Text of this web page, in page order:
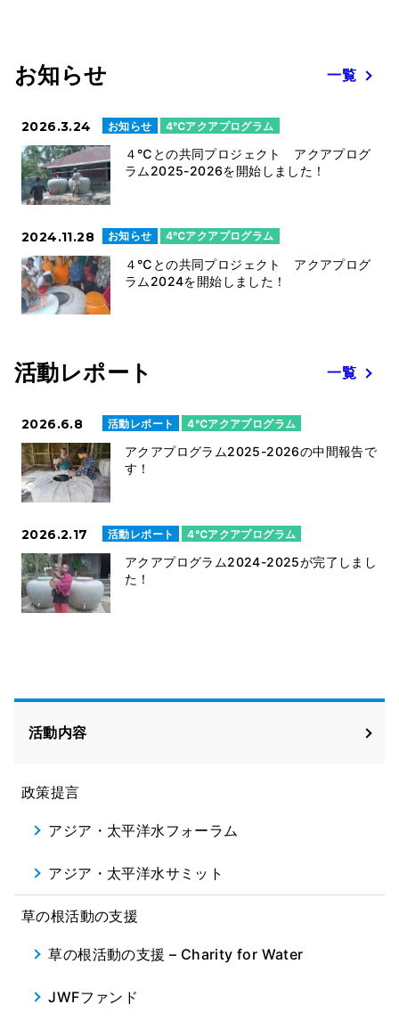
お知らせ 一覧
2026.3.24 お知らせ 4℃アクアプログラム
４℃との共同プロジェクト アクアプログ
ラム2025-2026を開始しました！
2024.11.28 お知らせ 4℃アクアプログラム
４℃との共同プロジェクト アクアプログ
ラム2024を開始しました！
活動レポート 一覧
2026.6.8 活動レポート 4℃アクアプログラム
アクアプログラム2025-2026の中間報告で
す！
2026.2.17 活動レポート 4℃アクアプログラム
アクアプログラム2024-2025が完了しまし
た！
活動内容
政策提言
アジア・太平洋水フォーラム
アジア・太平洋水サミット
草の根活動の支援
草の根活動の支援 – Charity for Water
JWFファンド